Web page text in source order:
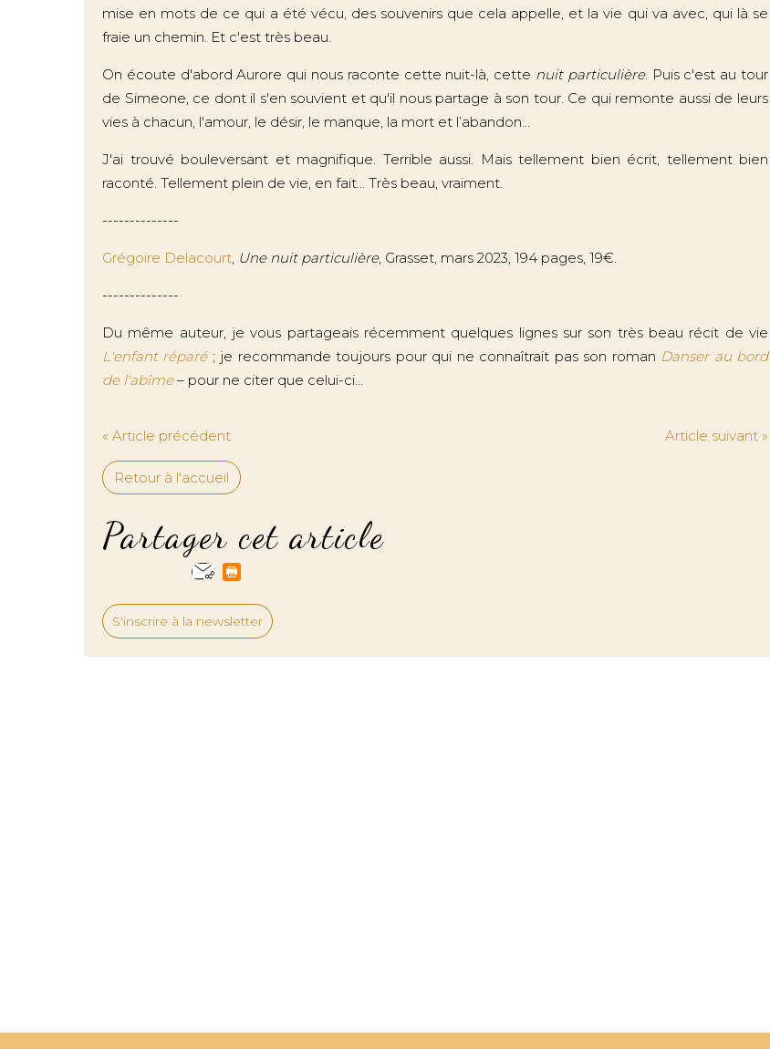
mise en mots de ce qui a été vécu, des souvenirs que cela appelle, et la vie qui va avec, qui là se
fraie un chemin. Et c'est très beau.
On écoute d'abord Aurore qui nous raconte cette nuit-là, cette nuit particulière. Puis c'est au tour
de Simeone, ce dont il s'en souvient et qu'il nous partage à son tour. Ce qui remonte aussi de leurs
vies à chacun, l'amour, le désir, le manque, la mort et l’abandon...
J'ai trouvé bouleversant et magnifique. Terrible aussi. Mais tellement bien écrit, tellement bien
raconté. Tellement plein de vie, en fait... Très beau, vraiment.
--------------
Grégoire Delacourt, Une nuit particulière, Grasset, mars 2023, 194 pages, 19€.
--------------
Du même auteur, je vous partageais récemment quelques lignes sur son très beau récit de vie
L'enfant réparé; je recommande toujours pour qui ne connaîtrait pas son roman Danser au bord
de l'abîme– pour ne citer que celui-ci...
« Article précédent Article suivant »
Retour à l'accueil
Partager cet article
S'inscrire à la newsletter